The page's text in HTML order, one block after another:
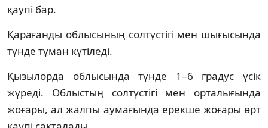
қаупі бар.
Қарағанды облысының солтүстігі мен шығысында
түнде тұман күтіледі.
Қызылорда облысында түнде 1–6 градус үсік
жүреді. Облыстың солтүстігі мен орталығында
жоғары, ал жалпы аумағында ерекше жоғары өрт